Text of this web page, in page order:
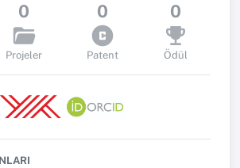
0
Projeler
0
Patent
0
Ödül